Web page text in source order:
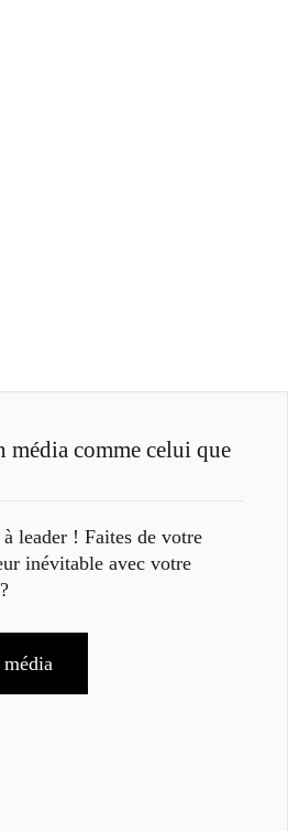
média comme celui que
à leader ! Faites de votre
inévitable avec votre